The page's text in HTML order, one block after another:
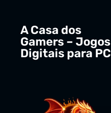
A Casa dos
Gamers – Jogos
Digitais para PC